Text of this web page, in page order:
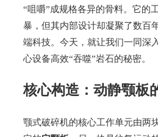
“咀嚼”成规格各异的骨料。它的
暴，但其内部设计却凝聚了数百
端科技。今天，就让我们一同深
心设备高效“吞噬”岩石的秘密。
核心构造：动静颚板
颚式破碎机的核心工作单元由两